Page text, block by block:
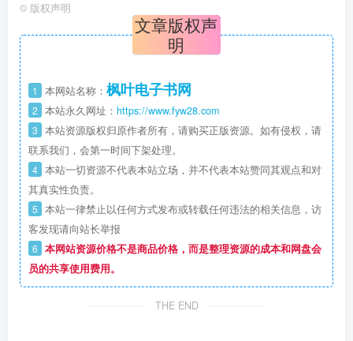
© 版权声明
文章版权声
明
1 本网站名称： 枫叶电子书网
2 本站永久网址： https://www.fyw28.com
3 本站资源版权归原作者所有，请购买正版资源。如有侵权，请
联系我们，会第一时间下架处理。
4 本站一切资源不代表本站立场，并不代表本站赞同其观点和对
其真实性负责。
5 本站一律禁止以任何方式发布或转载任何违法的相关信息，访
客发现请向站长举报
6 本网站资源价格不是商品价格，而是整理资源的成本和网盘会
员的共享使用费用。
THE END